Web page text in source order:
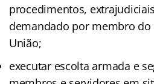
procedimentos,
demandado por membro
União;
executar escolta armada e